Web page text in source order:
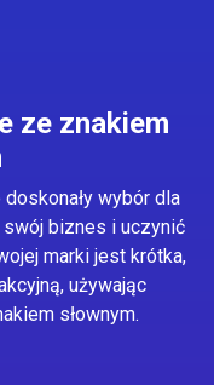
ze znakiem
wybór dla
biznes i uczynić
marki jest krótka,
używając
słownym.